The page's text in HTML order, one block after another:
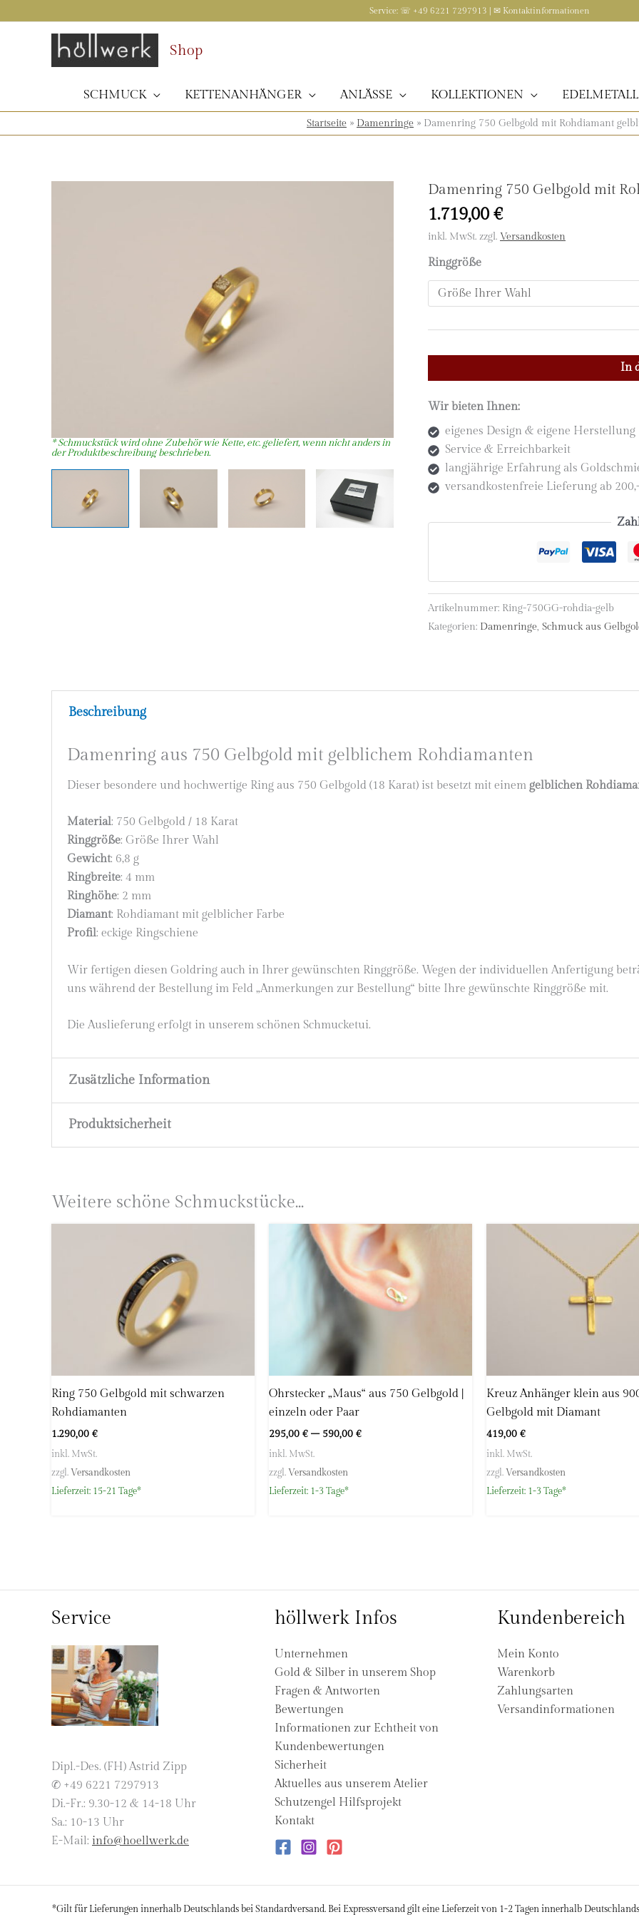
Inhalt
Service: ☏ +49 6221 7297913 | ✉ Kontaktinformationen
Shop
SCHMUCK KETTENANHÄNGER ANLÄSSE KOLLEKTIONEN
Startseite » Damenringe » Damenring 750 Gelbgold mit Rohdiamant
Damenring 750 Gelbgold mit
1.719,00 €
inkl. MwSt. zzgl. Versandkosten
Ringgröße
Damenring
mit
Rohdiamant
gelblich
Menge
In
Wir bieten Ihnen:
eigenes Design & eigene Herstellung
Service & Erreichbarkeit
langjährige Erfahrung als
versandkostenfreie Lieferung ab
Artikelnummer: Ring-750GG-rohdia-gelb
Kategorien: Damenringe, Schmuck aus
Beschreibung
Damenring aus 750 Gelbgold mit gelblichem Rohdiamanten
Dieser besondere und hochwertige Ring aus 750 Gelbgold (18 Karat) ist besetzt mit einem gelblichen
Material: 750 Gelbgold / 18 Karat
Ringgröße: Größe Ihrer Wahl
Gewicht: 6,8 g
Ringbreite: 4 mm
Ringhöhe: 2 mm
Diamant: Rohdiamant mit gelblicher Farbe
Profil: eckige Ringschiene
Wir fertigen diesen Goldring auch in Ihrer gewünschten Ringgröße. Wegen der individuellen Anfertigung
uns während der Bestellung im Feld „Anmerkungen zur Bestellung“ bitte Ihre gewünschte Ringgröße mit.
Die Auslieferung erfolgt in unserem schönen Schmucketui.
Zusätzliche Information
Gewicht
Material 750 Gelbgold (18 Karat)
Produktsicherheit
höllwerk
Kleingemünder Straße 12
info@hoellwerk.de
Weitere schöne Schmuckstücke...
Ring 750 Gelbgold mit schwarzen
Rohdiamanten
1.290,00 €
inkl. MwSt.
zzgl. Versandkosten
Lieferzeit: 15-21 Tage*
Ohrstecker „Maus“ aus 750 Gelbgold |
einzeln oder Paar
295,00 € – 590,00 €
inkl. MwSt.
zzgl. Versandkosten
Lieferzeit: 1-3 Tage*
Kreuz Anhänger klein aus
Gelbgold mit Diamant
419,00 €
inkl. MwSt.
zzgl. Versandkosten
Lieferzeit: 1-3 Tage*
Service
Dipl.-Des. (FH) Astrid Zipp
✆ +49 6221 7297913
Di.-Fr.: 9.30-12 & 14-18 Uhr
Sa.: 10-13 Uhr
E-Mail: info@hoellwerk.de
höllwerk Infos
Unternehmen
Gold & Silber in unserem Shop
Fragen & Antworten
Bewertungen
Informationen zur Echtheit von
Kundenbewertungen
Sicherheit
Aktuelles aus unserem Atelier
Schutzengel Hilfsprojekt
Kontakt
Kundenbereich
Mein Konto
Warenkorb
Zahlungsarten
Versandinformationen
*Gilt für Lieferungen innerhalb Deutschlands bei Standardversand. Bei Expressversand gilt eine Lieferzeit von 1-2 Tagen innerhalb